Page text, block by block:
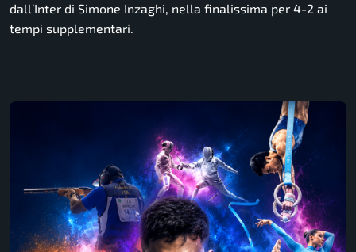
dall’Inter di Simone Inzaghi, nella finalissima per 4-2 ai
tempi supplementari.